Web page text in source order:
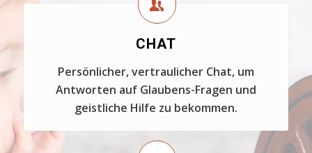
CHAT
Persönlicher, vertraulicher Chat, um
Antworten auf Glaubens-Fragen und
geistliche Hilfe zu bekommen.